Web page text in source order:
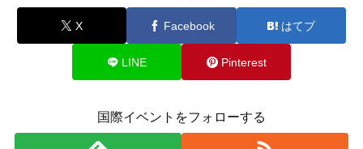
X Facebook はてブ
LINE Pinterest
国際イベントをフォローする